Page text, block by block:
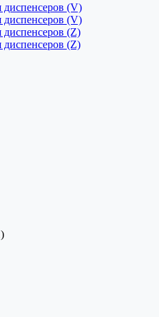
диспенсеров (V)
диспенсеров (V)
диспенсеров (Z)
диспенсеров (Z)